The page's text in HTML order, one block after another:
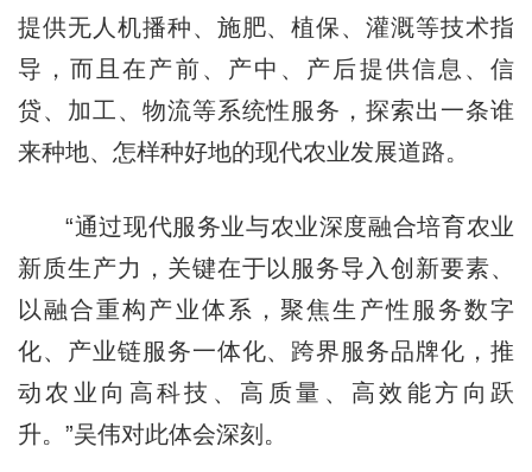
提供无人机播种、施肥、植保、灌溉等技术指
导，而且在产前、产中、产后提供信息、信
贷、加工、物流等系统性服务，探索出一条谁
来种地、怎样种好地的现代农业发展道路。
“通过现代服务业与农业深度融合培育农业
新质生产力，关键在于以服务导入创新要素、
以融合重构产业体系，聚焦生产性服务数字
化、产业链服务一体化、跨界服务品牌化，推
动农业向高科技、高质量、高效能方向跃
升。”吴伟对此体会深刻。